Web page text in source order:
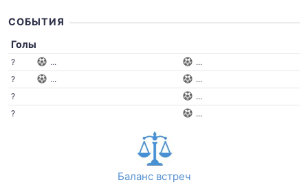
СОБЫТИЯ
Голы
? ...
...
?
...
...
?
...
?
...
Баланс встреч